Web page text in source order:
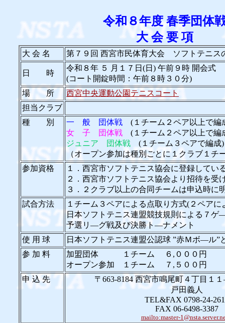
令和８年度 春季団体
大 会 要 項
大 会 名 第７９回 西宮市民体育大会 ソフトテニ
日 時
令和８年 ５ 月１７日(日) 午前９時 開会式
(コート開錠時間：午前８時３０分)
場 所
西宮中央運動公園テニスコート
担当クラブ
種 別
一 般 団体戦 (１チーム２ペア以上で編
女 子 団体戦 (１チーム２ペア以上で編
ジュニア 団体戦 (１チーム３ペアで編成)
（オープン参加は種別ごとに１クラブ１チ
参加資格
１．西宮市ソフトテニス協会に登録してい
２．西宮市ソフトテニス協会より招待を受
３．２クラブ以上の合同チームは申込時に
試合方法
１チーム３ペアによる点取り方式(２ペアに
日本ソフトテニス連盟競技規則による７ゲ
予選リ―グ戦及び決勝ト―ナメント
使 用 球
日本ソフトテニス連盟公認球 ”赤Ｍボ―ル”
参 加 料
加盟団体 １チーム ６,０００円
オープン参加 １チーム ７,５００円
申 込 先
〒663-8184 西宮市鳴尾町４丁目１
戸田義人
TEL&FAX 0798-24-
FAX 06-6498-3387
mailto:master-